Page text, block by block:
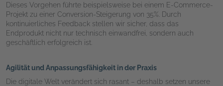
Dieses Vorgehen führte beispielsweise bei einem E-Commerce-
Projekt zu einer Conversion-Steigerung von 35%. Durch
kontinuierliches Feedback stellen wir sicher, dass das
Endprodukt nicht nur technisch einwandfrei, sondern auch
geschäftlich erfolgreich ist.
Agilität und Anpassungsfähigkeit in der Praxis
Die digitale Welt verändert sich rasant – deshalb setzen unsere